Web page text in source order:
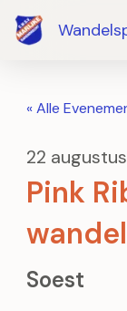
naar
« Alle
22
Pink
Soest